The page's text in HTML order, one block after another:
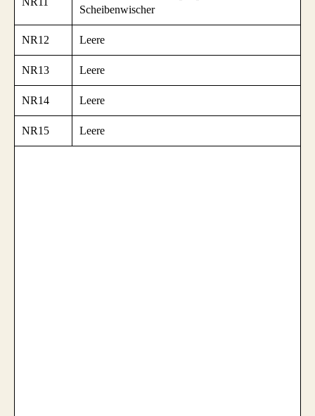
Scheibenwischer
NR12 Leere
NR13 Leere
NR14 Leere
NR15 Leere